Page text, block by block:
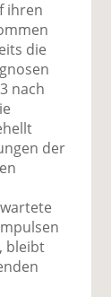
ihren
die
nach
der
bleibt